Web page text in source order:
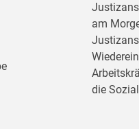
am
die